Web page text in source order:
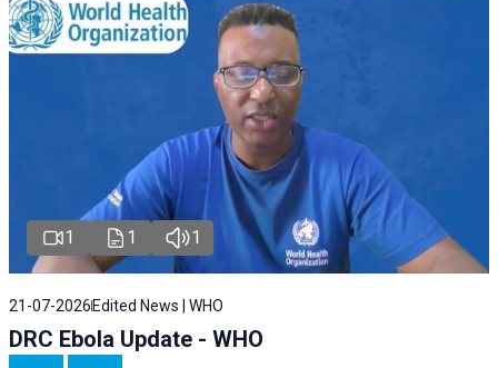
1 1 1
21-07-2026 Edited News | WHO
DRC Ebola Update - WHO